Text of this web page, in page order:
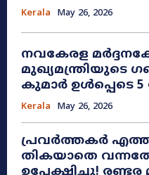
Kerala May 26, 2026
നവകേരള
മുഖ്യമന്ത്രിയുടെ
കുമാർ ഉൾപ്പെടെ
Kerala May 26, 2026
പ്രവർത്തകർ
തികയാതെ